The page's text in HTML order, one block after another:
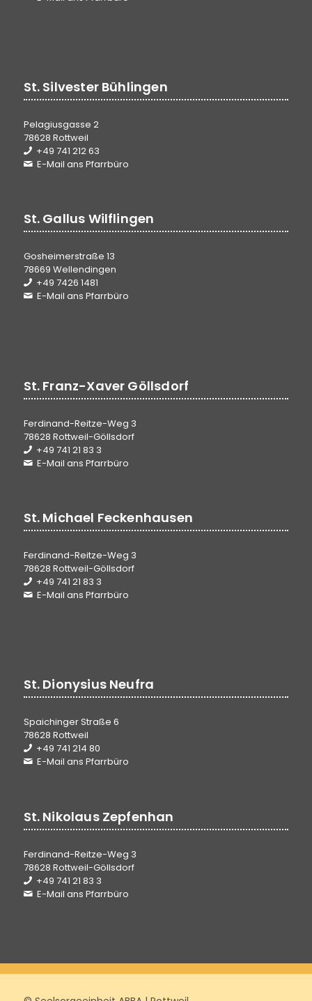
St. Silvester Bühlingen
Pelagiusgasse 2
78628 Rottweil
+49 741 212 63
E-Mail ans Pfarrbüro
St. Gallus Wilflingen
Gosheimerstraße 13
78669 Wellendingen
+49 7426 1481
E-Mail ans Pfarrbüro
St. Franz-Xaver Göllsdorf
Ferdinand-Reitze-Weg 3
78628 Rottweil-Göllsdorf
+49 741 21 83 3
E-Mail ans Pfarrbüro
St. Michael Feckenhausen
Ferdinand-Reitze-Weg 3
78628 Rottweil-Göllsdorf
+49 741 21 83 3
E-Mail ans Pfarrbüro
St. Dionysius Neufra
Spaichinger Straße 6
78628 Rottweil
+49 741 214 80
E-Mail ans Pfarrbüro
St. Nikolaus Zepfenhan
Ferdinand-Reitze-Weg 3
78628 Rottweil-Göllsdorf
+49 741 21 83 3
E-Mail ans Pfarrbüro